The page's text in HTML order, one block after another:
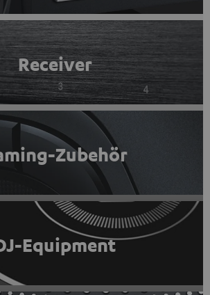
Receiver
Zubehör
Equipment